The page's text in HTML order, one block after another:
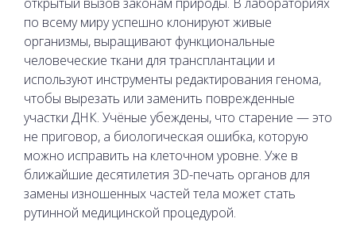
по всему миру успешно клонируют живые
организмы, выращивают функциональные
человеческие ткани для трансплантации и
используют инструменты редактирования генома,
чтобы вырезать или заменить поврежденные
участки ДНК. Учёные убеждены, что старение — это
не приговор, а биологическая ошибка, которую
можно исправить на клеточном уровне. Уже в
ближайшие десятилетия 3D-печать органов для
замены изношенных частей тела может стать
рутинной медицинской процедурой.